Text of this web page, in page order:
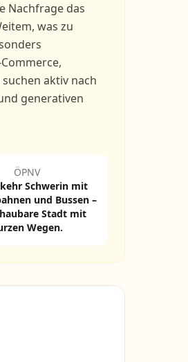
Nachfrage das
was zu
aktiv nach
generativen
ÖPNV
Schwerin mit
und Bussen –
Stadt mit
Wegen.